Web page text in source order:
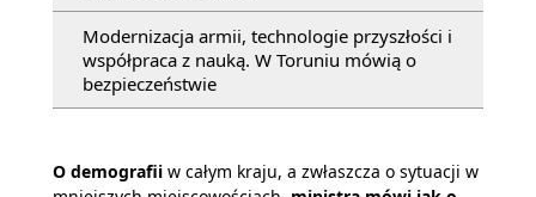
Modernizacja armii, technologie przyszłości i
współpraca z nauką. W Toruniu mówią o
bezpieczeństwie
O demografii w całym kraju, a zwłaszcza o sytuacji w